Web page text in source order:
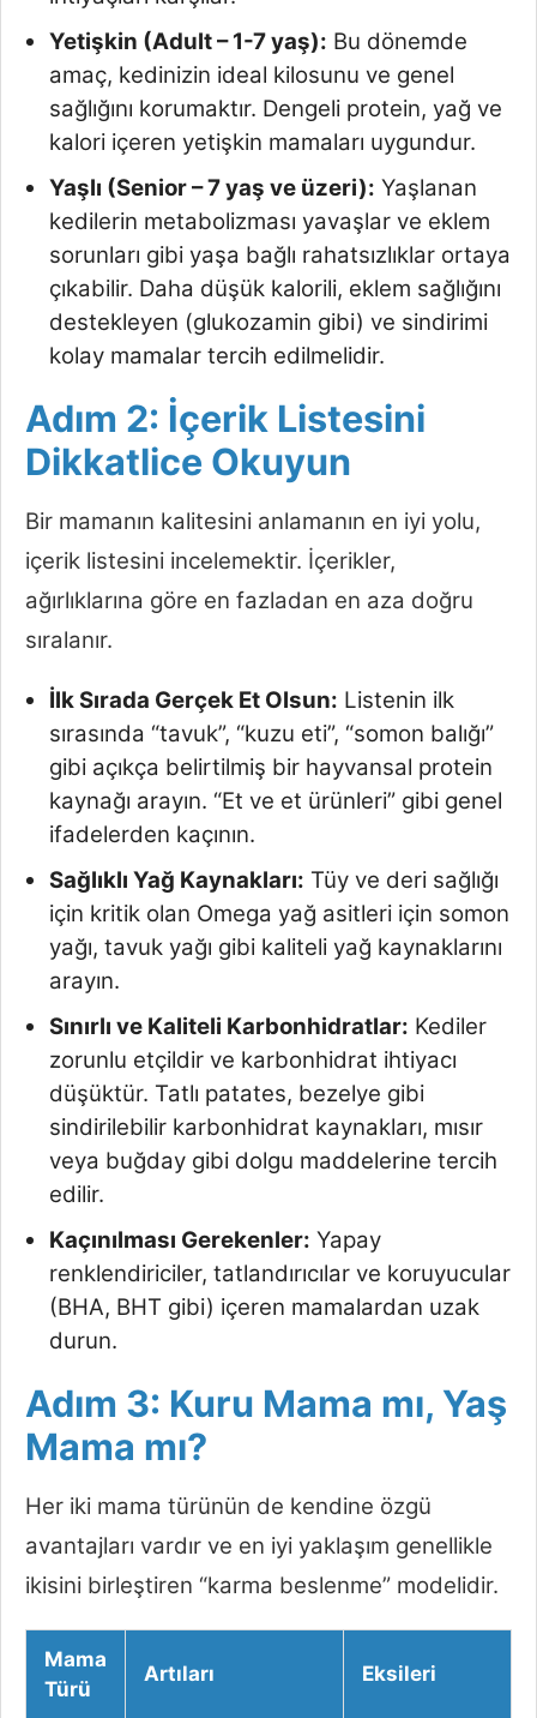
Yetişkin (Adult – 1-7 yaş): Bu dönemde
amaç, kedinizin ideal kilosunu ve genel
sağlığını korumaktır. Dengeli protein, yağ ve
kalori içeren yetişkin mamaları uygundur.
Yaşlı (Senior – 7 yaş ve üzeri): Yaşlanan
kedilerin metabolizması yavaşlar ve eklem
sorunları gibi yaşa bağlı rahatsızlıklar ortaya
çıkabilir. Daha düşük kalorili, eklem sağlığını
destekleyen (glukozamin gibi) ve sindirimi
kolay mamalar tercih edilmelidir.
Adım 2: İçerik Listesini
Dikkatlice Okuyun
Bir mamanın kalitesini anlamanın en iyi yolu,
içerik listesini incelemektir. İçerikler,
ağırlıklarına göre en fazladan en aza doğru
sıralanır.
İlk Sırada Gerçek Et Olsun: Listenin ilk
sırasında “tavuk”, “kuzu eti”, “somon balığı”
gibi açıkça belirtilmiş bir hayvansal protein
kaynağı arayın. “Et ve et ürünleri” gibi genel
ifadelerden kaçının.
Sağlıklı Yağ Kaynakları: Tüy ve deri sağlığı
için kritik olan Omega yağ asitleri için somon
yağı, tavuk yağı gibi kaliteli yağ kaynaklarını
arayın.
Sınırlı ve Kaliteli Karbonhidratlar: Kediler
zorunlu etçildir ve karbonhidrat ihtiyacı
düşüktür. Tatlı patates, bezelye gibi
sindirilebilir karbonhidrat kaynakları, mısır
veya buğday gibi dolgu maddelerine tercih
edilir.
Kaçınılması Gerekenler: Yapay
renklendiriciler, tatlandırıcılar ve koruyucular
(BHA, BHT gibi) içeren mamalardan uzak
durun.
Adım 3: Kuru Mama mı, Yaş
Mama mı?
Her iki mama türünün de kendine özgü
avantajları vardır ve en iyi yaklaşım genellikle
ikisini birleştiren “karma beslenme” modelidir.
Mama
Türü
Artıları Eksileri